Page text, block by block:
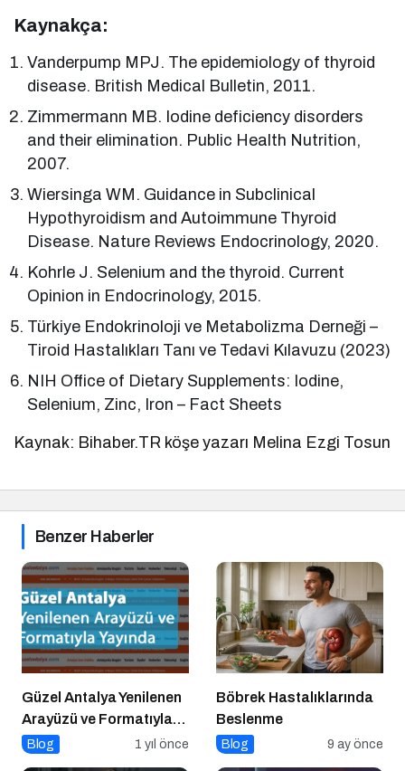
Kaynakça:
Vanderpump MPJ. The epidemiology of thyroid
disease. British Medical Bulletin, 2011.
Zimmermann MB. Iodine deficiency disorders
and their elimination. Public Health Nutrition,
2007.
Wiersinga WM. Guidance in Subclinical
Hypothyroidism and Autoimmune Thyroid
Disease. Nature Reviews Endocrinology, 2020.
Kohrle J. Selenium and the thyroid. Current
Opinion in Endocrinology, 2015.
Türkiye Endokrinoloji ve Metabolizma Derneği –
Tiroid Hastalıkları Tanı ve Tedavi Kılavuzu (2023)
NIH Office of Dietary Supplements: Iodine,
Selenium, Zinc, Iron – Fact Sheets
Kaynak: Bihaber.TR köşe yazarı Melina Ezgi Tosun
Benzer Haberler
Güzel Antalya Yenilenen
Arayüzü ve Formatıyla
Yayında
Blog 1 yıl önce
Böbrek Hastalıklarında
Beslenme
Blog 9 ay önce